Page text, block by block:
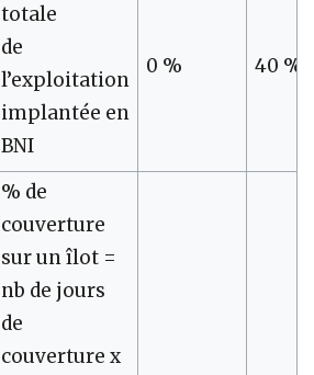
totale
de
l’exploitation
implantée en
BNI
0 % 40 %
% de
couverture
sur un îlot =
nb de jours
de
couverture x